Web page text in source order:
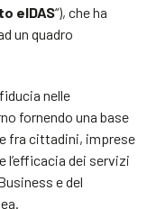
eIDAS“), che ha
un quadro
nelle
fornendo una base
fra cittadini, imprese
l’efficacia dei servizi
e del